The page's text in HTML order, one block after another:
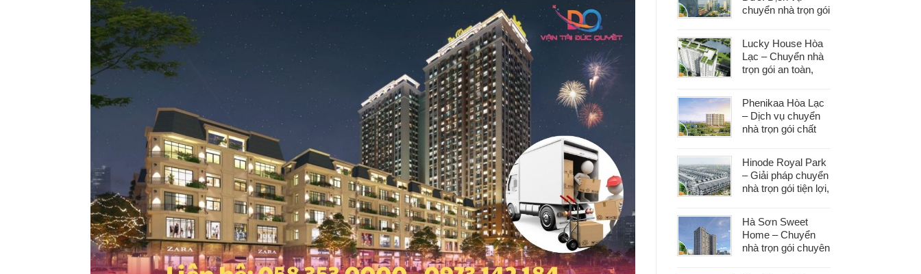
chuyển nhà trọn gói
dọn
Lucky House Hòa
Lạc – Chuyển nhà
trọn gói an toàn,
Phenikaa Hòa Lạc
– Dịch vụ chuyển
nhà trọn gói chất
Hinode Royal Park
– Giải pháp chuyển
nhà trọn gói tiện lợi,
Hà Sơn Sweet
Home – Chuyển
nhà trọn gói chuyên